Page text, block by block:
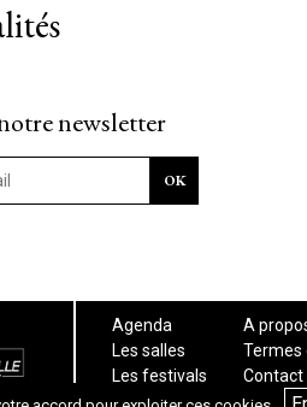
newsletter
Agenda
Les salles
Les festivals
Les articles
A
Termes
Contact